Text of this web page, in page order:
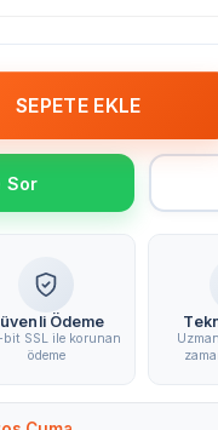
Sor
Ödeme
SSL ile korunan
ödeme